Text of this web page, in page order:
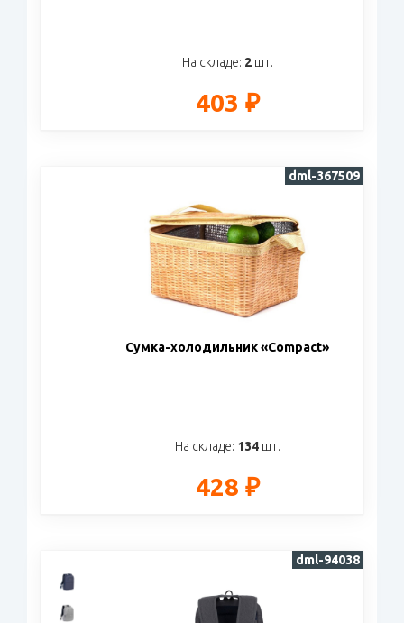
На складе: 2шт.
403 ₽
Cумка-холодильник «Сompact»
На складе: 134шт.
428 ₽
dml-367509
dml-94038